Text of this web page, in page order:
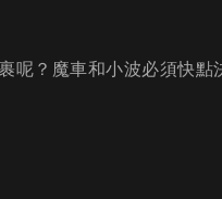
呢？魔車和小波必須快點